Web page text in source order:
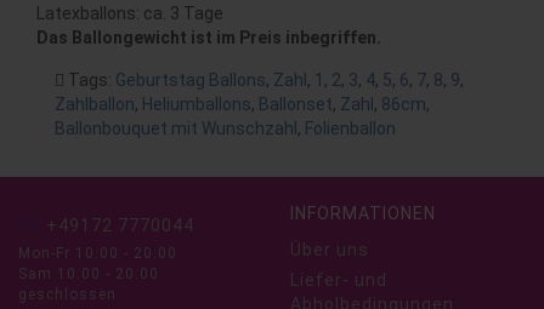
Latexballons: ca. 3 Tage
Das Ballongewicht ist im Preis inbegriffen.
Tags: Geburtstag Ballons, Zahl , 1 , 2, 3, 4, 5, 6, 7, 8, 9,
Zahlballon, Heliumballons, Ballonset, Zahl , 86cm,
Ballonbouquet mit Wunschzahl , Folienballon
+49172 7770044
Mon-Fr 10:00 - 20:00
Sam 10:00 - 20:00
geschlossen
INFORMATIONEN
Über uns
Liefer- und
Abholbedingungen